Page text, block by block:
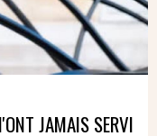
JAMAIS SERVI